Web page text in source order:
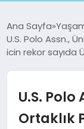
GÜNDEM
Ana Sayfa
U.S. Polo Assn.,
icin rekor sayıda
U.S. Polo
Ortaklık